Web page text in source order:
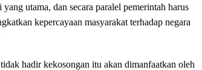
utama, dan secara paralel pemerintah harus
kepercayaan masyarakat terhadap negara
hadir kekosongan itu akan dimanfaatkan oleh